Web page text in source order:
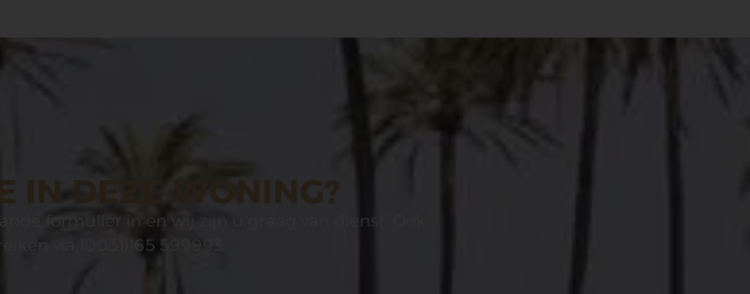
IN DEZE WONING?
formulier in en wij zijn u graag van dienst. Ook
via (0031)165 599993